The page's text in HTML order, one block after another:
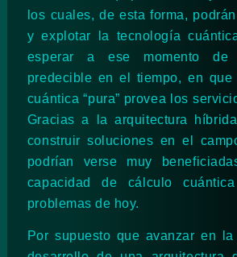
los cuales, de esta forma,
y explotar la tecnología
esperar a ese momento
predecible en el tiempo, en que
cuántica “pura” provea los
Gracias a la arquitectura
construir soluciones en el
podrían verse muy
capacidad de cálculo
problemas de hoy.
Por supuesto que avanzar en